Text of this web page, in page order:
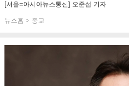
[서울=아시아뉴스통신] 오준섭 기자
뉴스홈 > 종교